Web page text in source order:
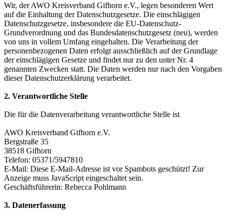
Wir, der AWO Kreisverband Gifhorn e.V., legen besonderen Wert
auf die Einhaltung der Datenschutzgesetze. Die einschlägigen
Datenschutzgesetze, insbesondere die EU-Datenschutz-
Grundverordnung und das Bundesdatenschutzgesetz (neu), werden
von uns in vollem Umfang eingehalten. Die Verarbeitung der
personenbezogenen Daten erfolgt ausschließlich auf der Grundlage
der einschlägigen Gesetze und findet nur zu den unter Nr. 4
genannten Zwecken statt. Die Daten werden nur nach den Vorgaben
dieser Datenschutzerklärung verarbeitet.
2. Verantwortliche Stelle
Die für die Datenverarbeitung verantwortliche Stelle ist
AWO Kreisverband Gifhorn e.V.
Bergstraße 35
38518 Gifhorn
Telefon: 05371/5947810
E-Mail: Diese E-Mail-Adresse ist vor Spambots geschützt! Zur
Anzeige muss JavaScript eingeschaltet sein.
Geschäftsführerin: Rebecca Pohlmann
3. Datenerfassung